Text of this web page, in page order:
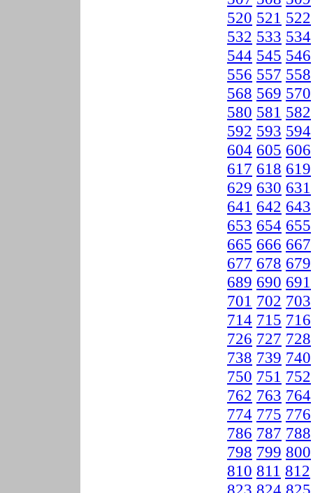
520 521 522
532 533 534
544 545 546
556 557 558
568 569 570
580 581 582
592 593 594
604 605 606
617 618 619
629 630 631
641 642 643
653 654 655
665 666 667
677 678 679
689 690 691
701 702 703
714 715 716
726 727 728
738 739 740
750 751 752
762 763 764
774 775 776
786 787 788
798 799 800
810 811 812